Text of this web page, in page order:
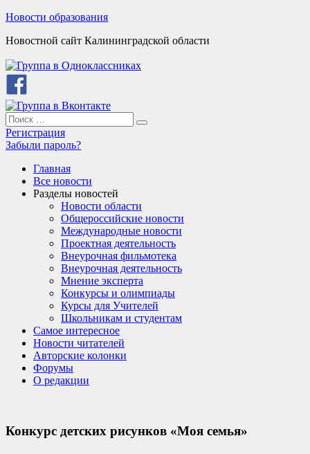
Skip
content
Новости образования
Новостной сайт Калининградской области
Search
for:
Search
Регистрация
Забыли пароль?
Главная
Все новости
Разделы новостей
Новости области
Общероссийские новости
Международные новости
Проектная деятельность
Внеурочная фильмотека
Внеурочная деятельность
Мнение эксперта
Конкурсы и олимпиады
Курсы для Учителей
Школьникам и студентам
Самое интересное
Новости читателей
Авторские колонки
Форумы
О редакции
Конкурс детских рисунков «Моя семья»